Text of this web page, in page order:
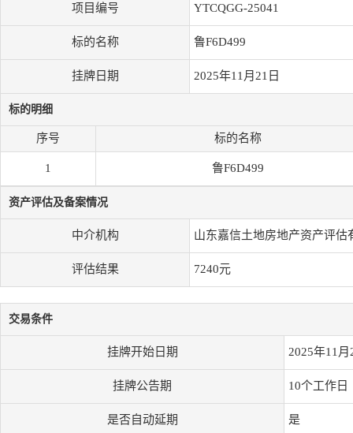
项目编号 YTCQGG-25041
标的名称 鲁F6D499
挂牌日期 2025年11月21日
标的明细
序号 标的名称
1 鲁F6D499
资产评估及备案情况
中介机构 山东嘉信土地房地产资产评估
评估结果 7240元
交易条件
挂牌开始日期 2025年11月
挂牌公告期 10个工作日
是否自动延期 是